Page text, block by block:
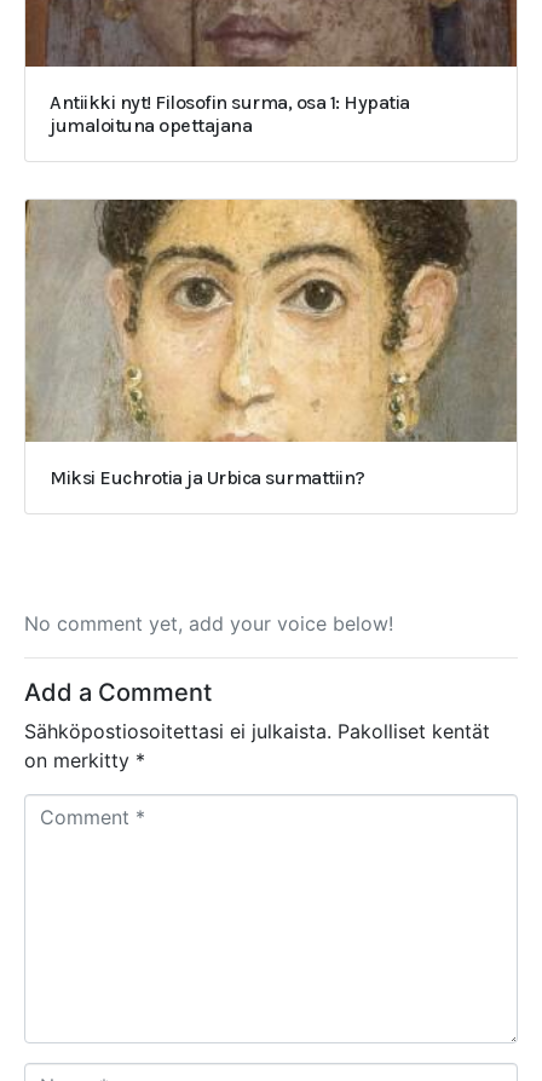
Antiikki nyt! Filosofin surma, osa 1: Hypatia
jumaloituna opettajana
Miksi Euchrotia ja Urbica surmattiin?
No comment yet, add your voice below!
Add a Comment
Sähköpostiosoitettasi ei julkaista. Pakolliset kentät
on merkitty *